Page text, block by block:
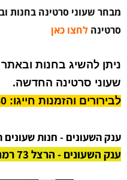
מבחר שעוני סרטינה בחנות
סרטינה לחצו כאן
ניתן להשיג בחנות
שעוני סרטינה החדשה.
לבירורים והזמנות חייגו: 03-6727080
ענק השעונים - חנות שעונים
ענק השעונים - הרצל 73 רמת גן טל': 03-6727080